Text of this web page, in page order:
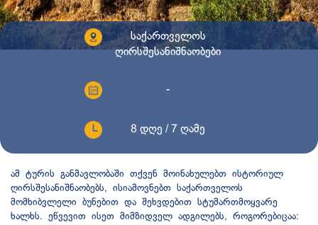
საქართველოს
ღირსშესანიშნაობები
-
8 დღე / 7 ღამე
ამ ტურის განმავლობაში თქვენ მოინახულებთ ისტორიულ
ღირსშესანიშნაობებს, ისიამოვნებთ საქართველოს
მომხიბვლელი ბუნებით და შეხვდებით სტუმართმოყვარე
ხალხს. ეწვევით ისეთ მიმზიდველ ადგილებს, როგორებიცაა: